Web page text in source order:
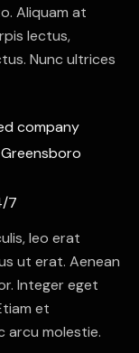
Aliquam at
lectus,
Nunc ultrices
company
7
leo erat
ut erat. Aenean
Integer eget
et
arcu molestie.